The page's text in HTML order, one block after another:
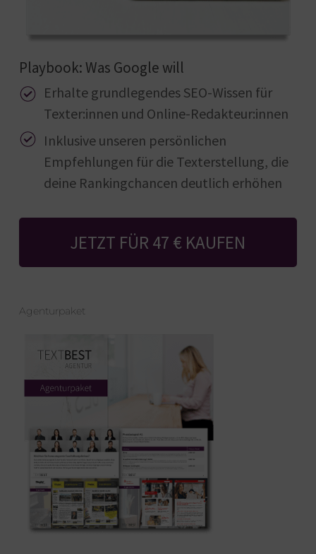
Playbook: Was Google will
Erhalte grundlegendes SEO-Wissen für
Texter:innen und Online-Redakteur:innen
Inklusive unseren persönlichen
Empfehlungen für die Texterstellung, die
deine Rankingchancen deutlich erhöhen
JETZT FÜR 47 € KAUFEN
Agenturpaket